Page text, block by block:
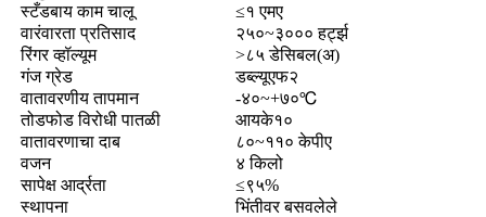
स्टँडबाय काम चालू
≤१ एमए
वारंवारता प्रतिसाद
२५०~३००० हर्ट्झ
रिंगर व्हॉल्यूम
>८५ डेसिबल(अ)
गंज ग्रेड
डब्ल्यूएफ२
वातावरणीय तापमान
-४०~+७०℃
तोडफोड विरोधी पातळी
आयके१०
वातावरणाचा दाब
८०~११० केपीए
वजन
४ किलो
सापेक्ष आर्द्रता
≤९५%
स्थापना
भिंतीवर बसवलेले